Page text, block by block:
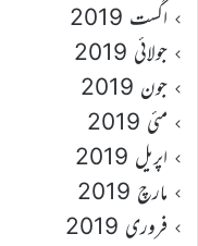
اگست 2019
جولائی 2019
جون 2019
مئی 2019
اپریل 2019
مارچ 2019
فروری 2019